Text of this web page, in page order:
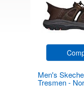
Men's
Tresmen -